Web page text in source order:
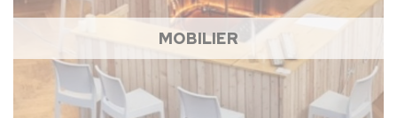
MOBILIER